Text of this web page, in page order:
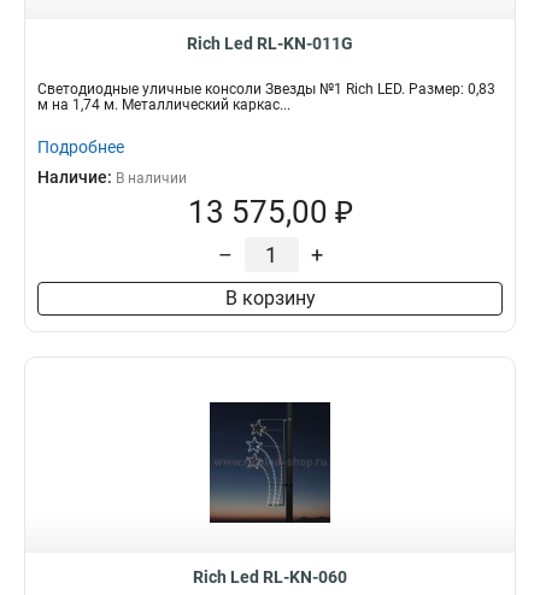
Rich Led RL-KN-011G
Светодиодные уличные консоли Звезды №1 Rich LED. Размер: 0,83
м на 1,74 м. Металлический каркас...
Подробнее
Наличие: В наличии
13 575,00 ₽
– +
В корзину
Rich Led RL-KN-060